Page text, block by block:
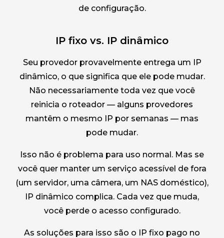
de configuração.
IP fixo vs. IP dinâmico
Seu provedor provavelmente entrega um IP
dinâmico, o que significa que ele pode mudar.
Não necessariamente toda vez que você
reinicia o roteador — alguns provedores
mantêm o mesmo IP por semanas — mas
pode mudar.
Isso não é problema para uso normal. Mas se
você quer manter um serviço acessível de fora
(um servidor, uma câmera, um NAS doméstico),
IP dinâmico complica. Cada vez que muda,
você perde o acesso configurado.
As soluções para isso são o IP fixo pago no